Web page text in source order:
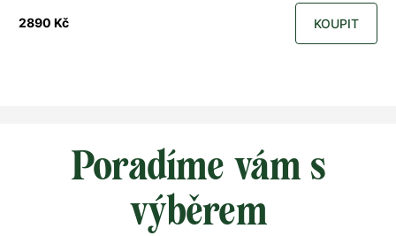
2890 Kč KOUPIT
Poradíme vám s
výběrem